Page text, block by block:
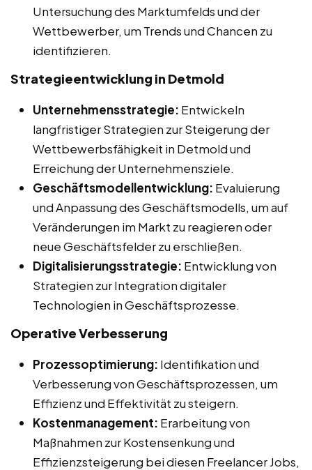
Untersuchung des Marktumfelds und der
Wettbewerber, um Trends und Chancen zu
identifizieren.
Strategieentwicklung in Detmold
Unternehmensstrategie: Entwickeln
langfristiger Strategien zur Steigerung der
Wettbewerbsfähigkeit in Detmold und
Erreichung der Unternehmensziele.
Geschäftsmodellentwicklung: Evaluierung
und Anpassung des Geschäftsmodells, um auf
Veränderungen im Markt zu reagieren oder
neue Geschäftsfelder zu erschließen.
Digitalisierungsstrategie: Entwicklung von
Strategien zur Integration digitaler
Technologien in Geschäftsprozesse.
Operative Verbesserung
Prozessoptimierung: Identifikation und
Verbesserung von Geschäftsprozessen, um
Effizienz und Effektivität zu steigern.
Kostenmanagement: Erarbeitung von
Maßnahmen zur Kostensenkung und
Effizienzsteigerung bei diesen Freelancer Jobs,